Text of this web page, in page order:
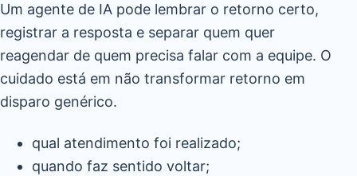
Um agente de IA pode lembrar o retorno certo,
registrar a resposta e separar quem quer
reagendar de quem precisa falar com a equipe. O
cuidado está em não transformar retorno em
disparo genérico.
qual atendimento foi realizado;
quando faz sentido voltar;